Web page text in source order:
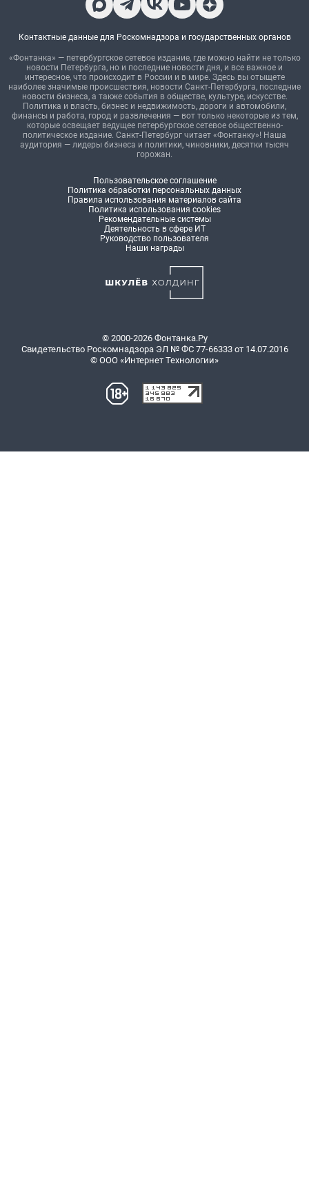
Контактные данные для Роскомнадзора и государственных органов
«Фонтанка» — петербургское сетевое издание, где можно найти не только
новости Петербурга, но и последние новости дня, и все важное и
интересное, что происходит в России и в мире. Здесь вы отыщете
наиболее значимые происшествия, новости Санкт-Петербурга, последние
новости бизнеса, а также события в обществе, культуре, искусстве.
Политика и власть, бизнес и недвижимость, дороги и автомобили,
финансы и работа, город и развлечения — вот только некоторые из тем,
которые освещает ведущее петербургское сетевое общественно-
политическое издание. Санкт-Петербург читает «Фонтанку»! Наша
аудитория — лидеры бизнеса и политики, чиновники, десятки тысяч
горожан.
Пользовательское соглашение
Политика обработки персональных данных
Правила использования материалов сайта
Политика использования cookies
Рекомендательные системы
Деятельность в сфере ИТ
Руководство пользователя
Наши награды
© 2000-2026 Фонтанка.Ру
Свидетельство Роскомнадзора ЭЛ № ФС 77-66333 от 14.07.2016
© ООО «Интернет Технологии»